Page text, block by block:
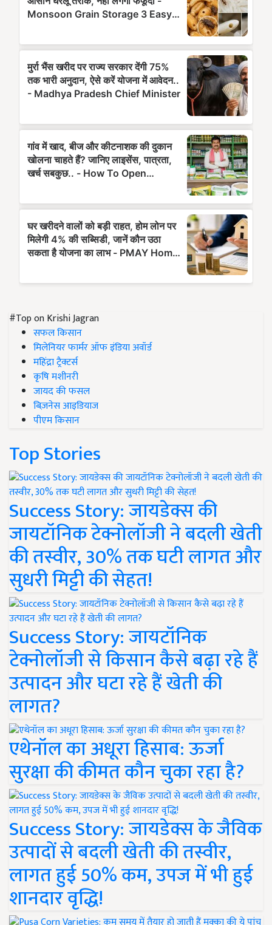
#Top on Krishi Jagran
सफल किसान
मिलेनियर फार्मर ऑफ इंडिया अवॉर्ड
महिंद्रा ट्रैक्टर्स
कृषि मशीनरी
जायद की फसल
बिज़नेस आइडियाज
पीएम किसान
Top Stories
Success Story: जायडेक्स की
जायटॉनिक टेक्नोलॉजी ने बदली खेती
की तस्वीर, 30% तक घटी लागत और
सुधरी मिट्टी की सेहत!
Success Story: जायटॉनिक
टेक्नोलॉजी से किसान कैसे बढ़ा रहे हैं
उत्पादन और घटा रहे हैं खेती की
लागत?
एथेनॉल का अधूरा हिसाब: ऊर्जा
सुरक्षा की कीमत कौन चुका रहा है?
Success Story: जायडेक्स के जैविक
उत्पादों से बदली खेती की तस्वीर,
लागत हुई 50% कम, उपज में भी हुई
शानदार वृद्धि!